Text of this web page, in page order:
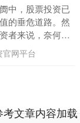
中，股票投资已
的垂危道路。然
者来说，奈何最
阓机遇成为一大
官网平台
文章内容加载